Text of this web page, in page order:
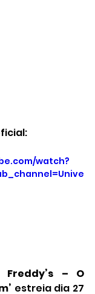
watch?
Freddy’s – O
estreia dia 27